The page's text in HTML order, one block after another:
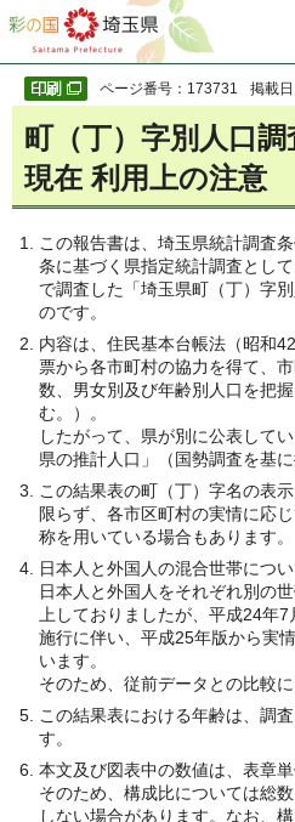
彩の国 埼玉県
ページ番号：173731 掲載
町（丁）字別人口調
現在 利用上の注意
この報告書は、埼玉県統計調査
条に基づく県指定統計調査とし
で調査した「埼玉県町（丁）字
のです。
内容は、住民基本台帳法（昭和
票から各市町村の協力を得て、
数、男女別及び年齢別人口を把
む。）。
したがって、県が別に公表して
県の推計人口」（国勢調査を基
この結果表の町（丁）字名の表
限らず、各市区町村の実情に応
称を用いている場合もあります。
日本人と外国人の混合世帯につ
日本人と外国人をそれぞれ別の
上しておりましたが、平成24年
施行に伴い、平成25年版から実
います。
そのため、従前データとの比較に
この結果表における年齢は、調
す。
本文及び図表中の数値は、表章
そのため、構成比については総
しない場合があります。なお、